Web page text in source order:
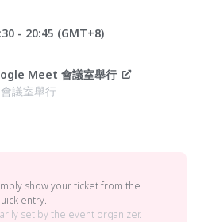
- 20:45 (GMT+8)
Meet 會議室舉行
議室舉行
show your ticket from the
entry.
set by the event organizer.